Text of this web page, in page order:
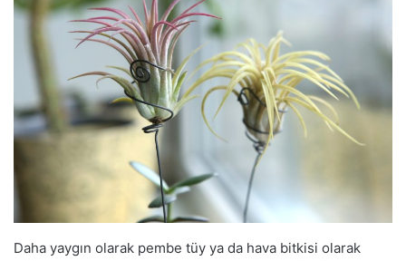
Daha yaygın olarak pembe tüy ya da hava bitkisi olarak